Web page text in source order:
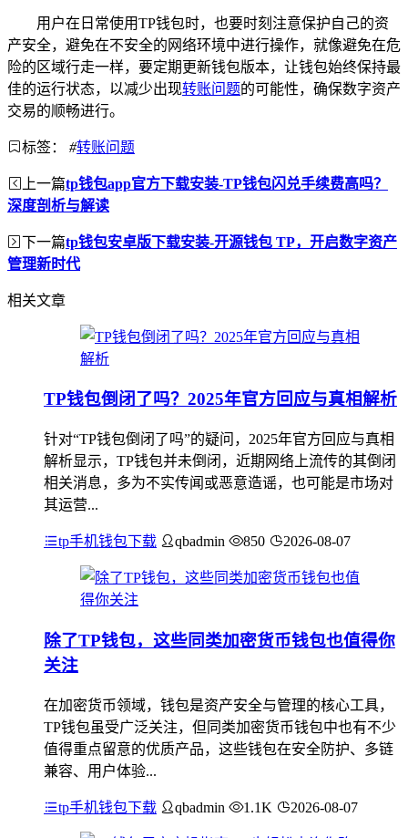
用户在日常使用TP钱包时，也要时刻注意保护自己的资
产安全，避免在不安全的网络环境中进行操作，就像避免在危
险的区域行走一样，要定期更新钱包版本，让钱包始终保持最
佳的运行状态，以减少出现转账问题的可能性，确保数字资产
交易的顺畅进行。
标签： #转账问题
上一篇tp钱包app官方下载安装-TP钱包闪兑手续费高吗？
深度剖析与解读
下一篇tp钱包安卓版下载安装-开源钱包 TP，开启数字资产
管理新时代
相关文章
TP钱包倒闭了吗？2025年官方回应与真相解析
针对“TP钱包倒闭了吗”的疑问，2025年官方回应与真相
解析显示，TP钱包并未倒闭，近期网络上流传的其倒闭
相关消息，多为不实传闻或恶意造谣，也可能是市场对
其运营...
tp手机钱包下载 qbadmin 850 2026-08-07
除了TP钱包，这些同类加密货币钱包也值得你
关注
在加密货币领域，钱包是资产安全与管理的核心工具，
TP钱包虽受广泛关注，但同类加密货币钱包中也有不少
值得重点留意的优质产品，这些钱包在安全防护、多链
兼容、用户体验...
tp手机钱包下载 qbadmin 1.1K 2026-08-07